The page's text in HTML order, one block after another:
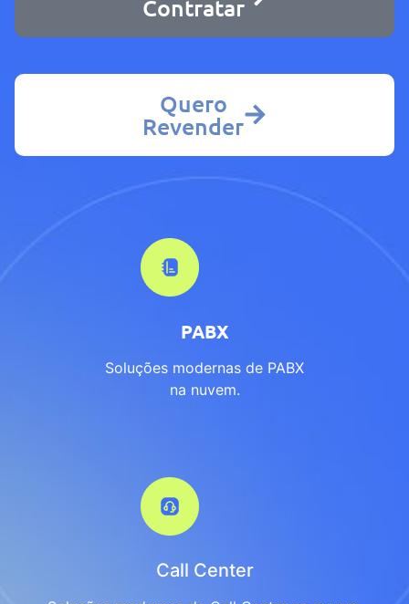
PABX
Soluções modernas de PABX
na nuvem.
Call Center
Contratar
Quero
Revender